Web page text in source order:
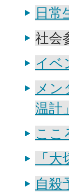
日常
社会
イベ
メン
温計」
ここ
「
自殺